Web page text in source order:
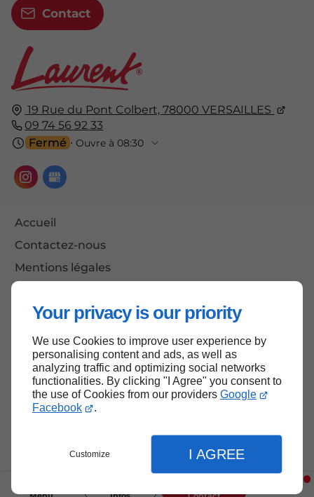
Your privacy is our priority
We use Cookies to improve user experience by
personalising content and ads, as well as
analyzing traffic and optimizing social networks
functionalities. By clicking "I Agree" you consent to
the use of Cookies from our providers Google
Facebook
.
Customize I AGREE
19 Rue du Pont Colbert,78000 VERSAILLES
09 74 56 92 33
Fermé ⋅ Ouvre à 08:30
Accueil
Contactez-nous
Mentions légales
Contact
Haut de page